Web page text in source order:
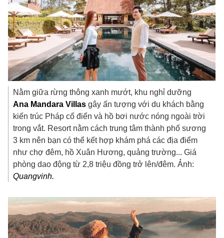
Nằm giữa rừng thông xanh mướt, khu nghỉ dưỡng
Ana Mandara Villasgây ấn tượng với du khách bằng
kiến trúc Pháp cổ điển và hồ bơi nước nóng ngoài trời
trong vắt. Resort nằm cách trung tâm thành phố sương
3 km nên bạn có thể kết hợp khám phá các địa điểm
như chợ đêm, hồ Xuân Hương, quảng trường... Giá
phòng dao động từ 2,8 triệu đồng trở lên/đêm. Ảnh:
Quangvinh.